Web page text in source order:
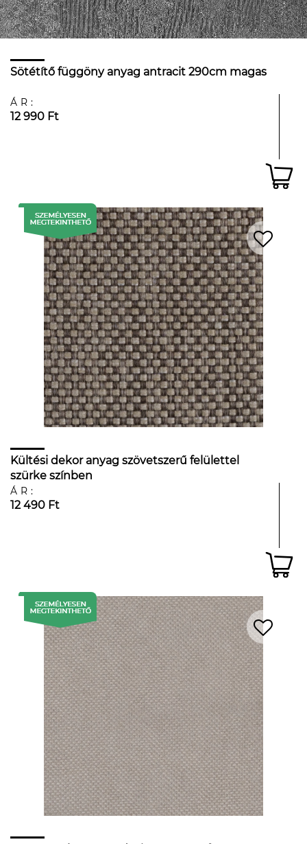
Sötétítő függöny anyag antracit 290cm magas
ÁR:
12 990 Ft
Kültési dekor anyag szövetszerű felülettel
szürke színben
ÁR:
12 490 Ft